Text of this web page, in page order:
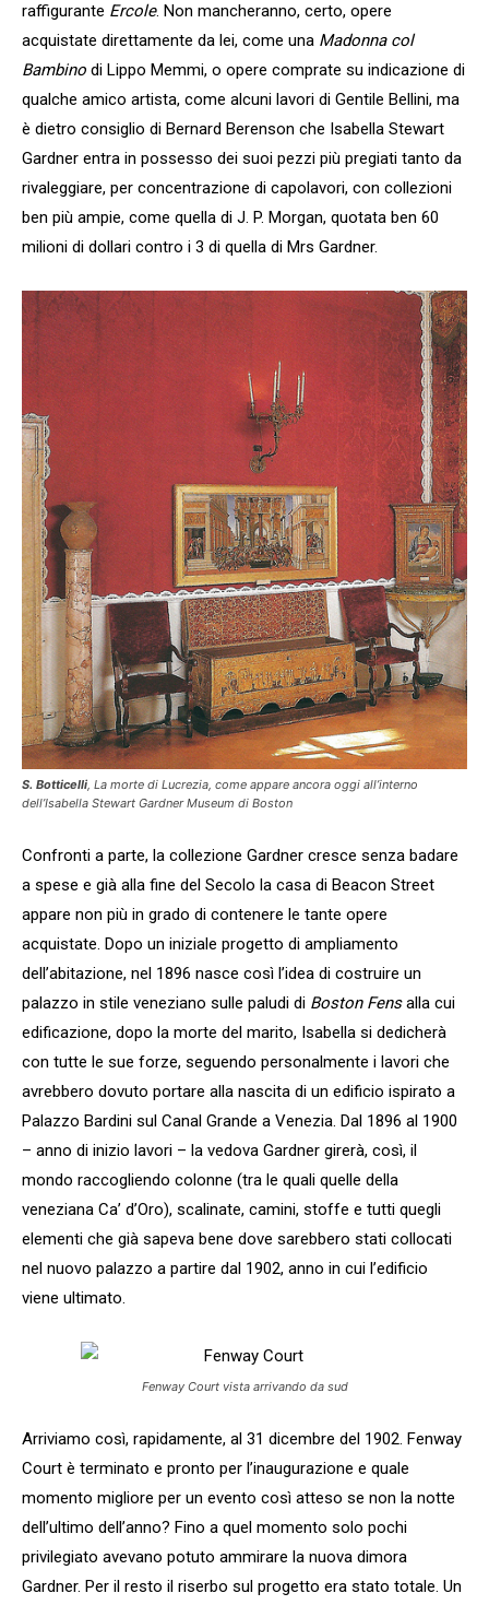
raffigurante Ercole. Non mancheranno, certo, opere
acquistate direttamente da lei, come una Madonna col
Bambino di Lippo Memmi, o opere comprate su indicazione di
qualche amico artista, come alcuni lavori di Gentile Bellini, ma
è dietro consiglio di Bernard Berenson che Isabella Stewart
Gardner entra in possesso dei suoi pezzi più pregiati tanto da
rivaleggiare, per concentrazione di capolavori, con collezioni
ben più ampie, come quella di J. P. Morgan, quotata ben 60
milioni di dollari contro i 3 di quella di Mrs Gardner.
S. Botticelli, La morte di Lucrezia, come appare ancora oggi all’interno
dell’Isabella Stewart Gardner Museum di Boston
Confronti a parte, la collezione Gardner cresce senza badare
a spese e già alla fine del Secolo la casa di Beacon Street
appare non più in grado di contenere le tante opere
acquistate. Dopo un iniziale progetto di ampliamento
dell’abitazione, nel 1896 nasce così l’idea di costruire un
palazzo in stile veneziano sulle paludi di Boston Fensalla cui
edificazione, dopo la morte del marito, Isabella si dedicherà
con tutte le sue forze, seguendo personalmente i lavori che
avrebbero dovuto portare alla nascita di un edificio ispirato a
Palazzo Bardini sul Canal Grande a Venezia. Dal 1896 al 1900
– anno di inizio lavori – la vedova Gardner girerà, così, il
mondo raccogliendo colonne (tra le quali quelle della
veneziana Ca’ d’Oro), scalinate, camini, stoffe e tutti quegli
elementi che già sapeva bene dove sarebbero stati collocati
nel nuovo palazzo a partire dal 1902, anno in cui l’edificio
viene ultimato.
Fenway Court vista arrivando da sud
Arriviamo così, rapidamente, al 31 dicembre del 1902. Fenway
Court è terminato e pronto per l’inaugurazione e quale
momento migliore per un evento così atteso se non la notte
dell’ultimo dell’anno? Fino a quel momento solo pochi
privilegiato avevano potuto ammirare la nuova dimora
Gardner. Per il resto il riserbo sul progetto era stato totale. Un